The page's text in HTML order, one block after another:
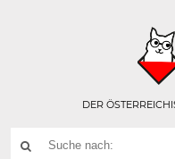
DER
SUCHE